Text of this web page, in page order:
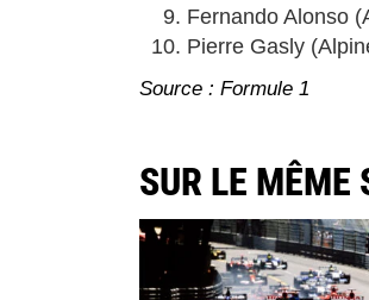
Fernando Alonso
Pierre Gasly
Source : Formule 1
SUR LE MÊME